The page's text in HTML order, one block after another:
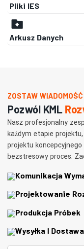
Pliki IES
Arkusz Danych
ZOSTAW WIADOMOŚĆ
Pozwól KML
Nasz profesjonalny
każdym etapie
projektu koncepcyjnego
bezstresowy proces.
Komunikacja
Projektowanie
Produkcja Próbek
Wysyłka I Dostawa